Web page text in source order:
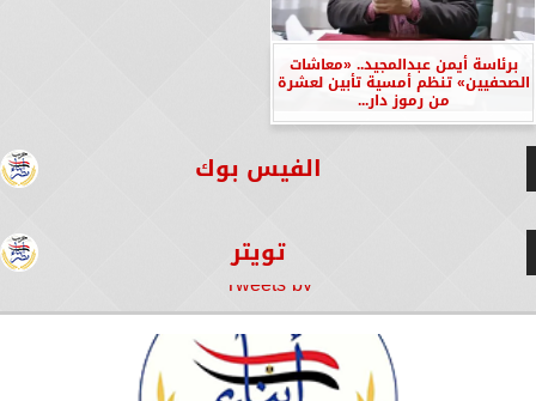
برئاسة أيمن عبدالمجيد.. «معاشات
الصحفيين» تنظم أمسية تأبين لعشرة
من رموز دار...
الفيس بوك
تويتر
Tweets by